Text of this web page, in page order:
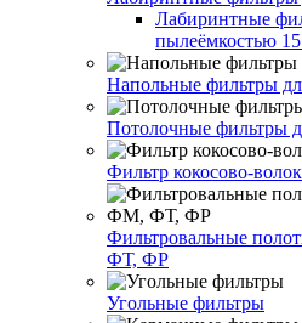
Лабиринтные
пылеёмкостью
Напольные фильтры
Потолочные фильтры
Фильтр кокосово-
Фильтровальные
ФТ, ФР
Угольные фильтры